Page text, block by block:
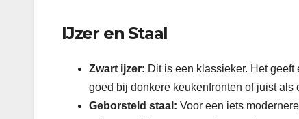
IJzer en Staal
Zwart ijzer: Dit is een klassieker. Het
goed bij donkere keukenfronten of juist als
Geborsteld staal: Voor een iets